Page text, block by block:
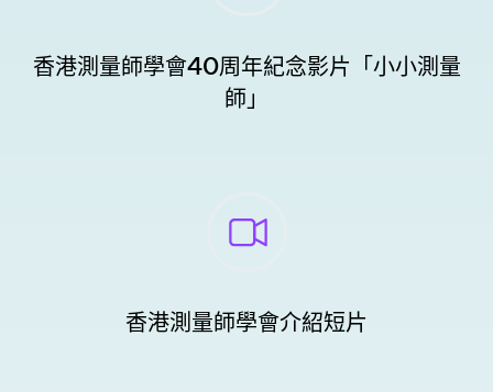
香港測量師學會40周年紀念影片「小小測量
師」
香港測量師學會介紹短片